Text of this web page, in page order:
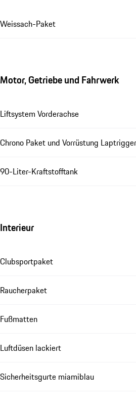
Weissach-Paket
Motor, Getriebe und Fahrwerk
Liftsystem Vorderachse
Chrono Paket und Vorrüstung Laptrigger
90-Liter-Kraftstofftank
Interieur
Clubsportpaket
Raucherpaket
Fußmatten
Luftdüsen lackiert
Sicherheitsgurte miamiblau